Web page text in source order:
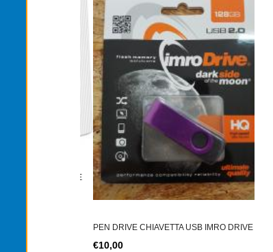
PEN DRIVE CHIAVETTA USB IMRO DRIVE
€10,00